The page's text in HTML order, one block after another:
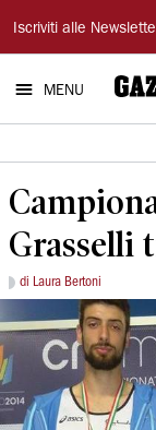
Gazzetta
di
Modena
Iscriviti alle
MENU
Grasselli
di Laura Bertoni